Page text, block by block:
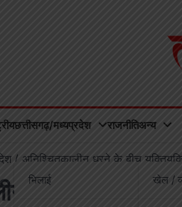
छत्तीसगढ़/मध्यप्रदेश
भिलाई
राजनीतिअन्य
खेल /
अनिश्चितकालीन धरने के बीच
धरने के बीच